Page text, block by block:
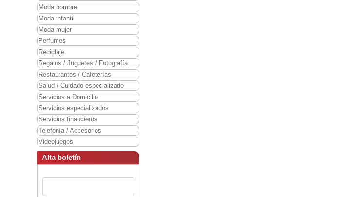
Moda hombre
Moda infantil
Moda mujer
Perfumes
Reciclaje
Regalos / Juguetes / Fotografía
Restaurantes / Cafeterías
Salud / Cuidado especializado
Servicios a Domicilio
Servicios especializados
Servicios financieros
Telefonía / Accesorios
Videojuegos
Alta boletín